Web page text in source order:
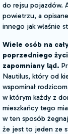
do rejsu pojazdów.
powietrzu, a
innego jak właśnie
Wiele osób na
poprzedniego
zapomniany ląd.
Nautilus, który od
wspominał
w którym każdy z
mieszkańcy tego
w ten sposób
że jest to jeden ze